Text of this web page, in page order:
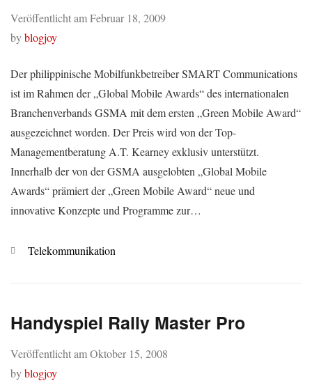
Veröffentlicht amFebruar 18, 2009
byblogjoy
Der philippinische Mobilfunkbetreiber SMART Communications
ist im Rahmen der „Global Mobile Awards“ des internationalen
Branchenverbands GSMA mit dem ersten „Green Mobile Award“
ausgezeichnet worden. Der Preis wird von der Top-
Managementberatung A.T. Kearney exklusiv unterstützt.
Innerhalb der von der GSMA ausgelobten „Global Mobile
Awards“ prämiert der „Green Mobile Award“ neue und
innovative Konzepte und Programme zur…
Kategorien
Telekommunikation
Handyspiel Rally Master Pro
Veröffentlicht amOktober 15, 2008
byblogjoy